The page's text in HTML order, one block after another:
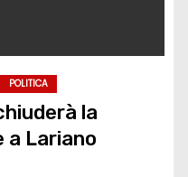
POLITICA
la
a Lariano